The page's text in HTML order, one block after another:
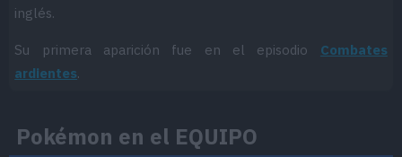
inglés.
Su primera aparición fue en el episodio Combates
ardientes.
Pokémon en el EQUIPO